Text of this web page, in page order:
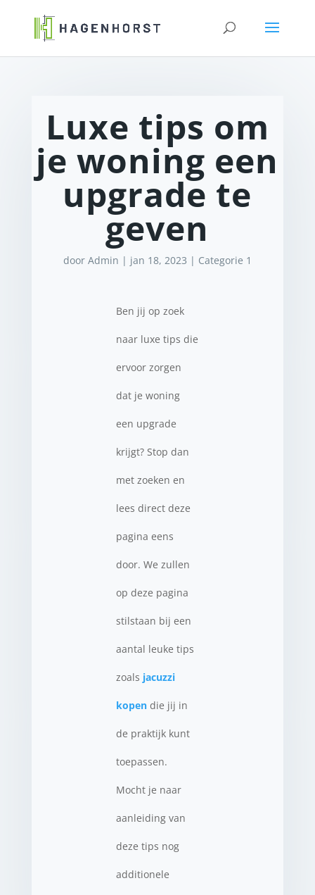
Luxe tips om
je woning een
upgrade te
geven
door Admin | jan 18, 2023 | Categorie 1
Ben jij op zoek
naar luxe tips die
ervoor zorgen
dat je woning
een upgrade
krijgt? Stop dan
met zoeken en
lees direct deze
pagina eens
door. We zullen
op deze pagina
stilstaan bij een
aantal leuke tips
zoals jacuzzi
kopendie jij in
de praktijk kunt
toepassen.
Mocht je naar
aanleiding van
deze tips nog
additionele